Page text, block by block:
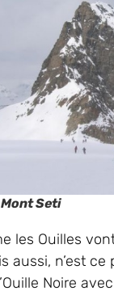
Seti
les Ouilles
aussi, n’est ce
Noire avec